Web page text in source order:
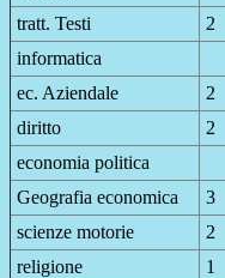
tratt. Testi
2
informatica
ec. Aziendale
2
diritto
2
economia politica
Geografia economica
3
scienze motorie
2
religione
1